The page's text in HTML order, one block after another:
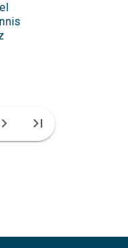
chevron_right last_page